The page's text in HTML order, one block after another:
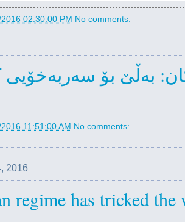
02:30:00 PM No comments:
بەڵێ بۆ
11:51:00 AM No comments:
2016
regime has tricked